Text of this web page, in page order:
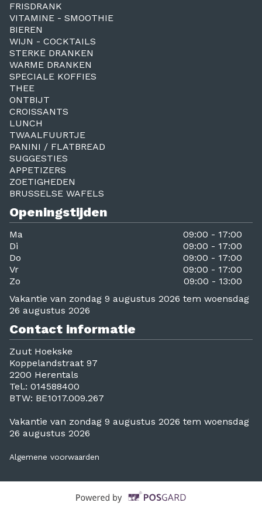
FRISDRANK
VITAMINE - SMOOTHIE
BIEREN
WIJN - COCKTAILS
STERKE DRANKEN
WARME DRANKEN
SPECIALE KOFFIES
THEE
ONTBIJT
CROISSANTS
LUNCH
TWAALFUURTJE
PANINI / FLATBREAD
SUGGESTIES
APPETIZERS
ZOETIGHEDEN
BRUSSELSE WAFELS
Openingstijden
Ma
09:00 - 17:00
Di
09:00 - 17:00
Do
09:00 - 17:00
Vr
09:00 - 17:00
Zo
09:00 - 13:00
Vakantie van zondag 9 augustus 2026 tem woensdag
26 augustus 2026
Contact informatie
Zuut Hoekske
Koppelandstraat 97
2200 Herentals
Tel.: 014588400
BTW: BE1017.009.267
Vakantie van zondag 9 augustus 2026 tem woensdag
26 augustus 2026
Algemene voorwaarden